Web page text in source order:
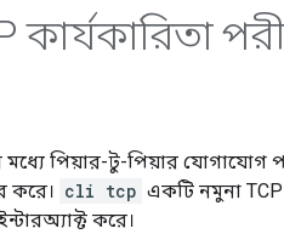
কার্যকারিতা
মধ্যে পিয়ার-টু-পিয়ার যোগাযোগ
করে। cli tcp একটি নমুনা
করে।